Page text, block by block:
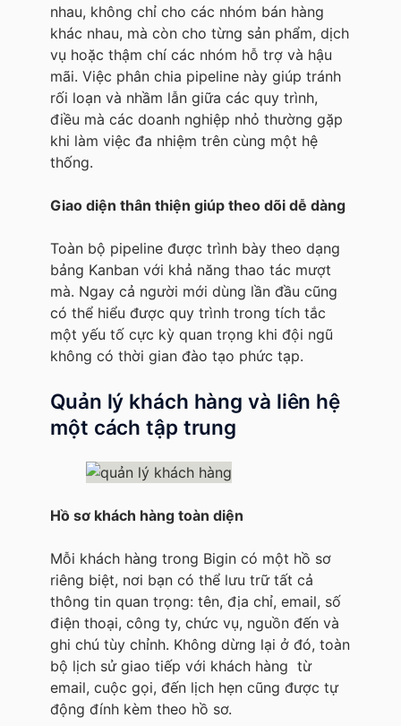
nhau, không chỉ cho các nhóm bán hàng
khác nhau, mà còn cho từng sản phẩm, dịch
vụ hoặc thậm chí các nhóm hỗ trợ và hậu
mãi. Việc phân chia pipeline này giúp tránh
rối loạn và nhầm lẫn giữa các quy trình,
điều mà các doanh nghiệp nhỏ thường gặp
khi làm việc đa nhiệm trên cùng một hệ
thống.
Giao diện thân thiện giúp theo dõi dễ dàng
Toàn bộ pipeline được trình bày theo dạng
bảng Kanban với khả năng thao tác mượt
mà. Ngay cả người mới dùng lần đầu cũng
có thể hiểu được quy trình trong tích tắc
một yếu tố cực kỳ quan trọng khi đội ngũ
không có thời gian đào tạo phức tạp.
Quản lý khách hàng và liên hệ
một cách tập trung
Hồ sơ khách hàng toàn diện
Mỗi khách hàng trong Bigin có một hồ sơ
riêng biệt, nơi bạn có thể lưu trữ tất cả
thông tin quan trọng: tên, địa chỉ, email, số
điện thoại, công ty, chức vụ, nguồn đến và
ghi chú tùy chỉnh. Không dừng lại ở đó, toàn
bộ lịch sử giao tiếp với khách hàng từ
email, cuộc gọi, đến lịch hẹn cũng được tự
động đính kèm theo hồ sơ.